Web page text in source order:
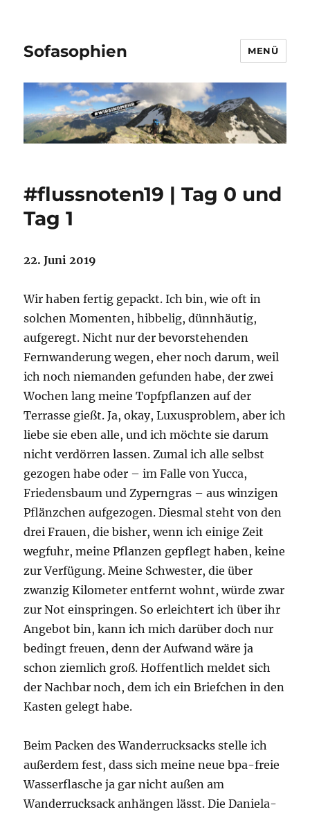
Sofasophien MENÜ
#flussnoten19 | Tag 0 und
Tag 1
22. Juni 2019
Wir haben fertig gepackt. Ich bin, wie oft in
solchen Momenten, hibbelig, dünnhäutig,
aufgeregt. Nicht nur der bevorstehenden
Fernwanderung wegen, eher noch darum, weil
ich noch niemanden gefunden habe, der zwei
Wochen lang meine Topfpflanzen auf der
Terrasse gießt. Ja, okay, Luxusproblem, aber ich
liebe sie eben alle, und ich möchte sie darum
nicht verdörren lassen. Zumal ich alle selbst
gezogen habe oder – im Falle von Yucca,
Friedensbaum und Zyperngras – aus winzigen
Pflänzchen aufgezogen. Diesmal steht von den
drei Frauen, die bisher, wenn ich einige Zeit
wegfuhr, meine Pflanzen gepflegt haben, keine
zur Verfügung. Meine Schwester, die über
zwanzig Kilometer entfernt wohnt, würde zwar
zur Not einspringen. So erleichtert ich über ihr
Angebot bin, kann ich mich darüber doch nur
bedingt freuen, denn der Aufwand wäre ja
schon ziemlich groß. Hoffentlich meldet sich
der Nachbar noch, dem ich ein Briefchen in den
Kasten gelegt habe.
Beim Packen des Wanderrucksacks stelle ich
außerdem fest, dass sich meine neue bpa-freie
Wasserflasche ja gar nicht außen am
Wanderrucksack anhängen lässt. Die Daniela-